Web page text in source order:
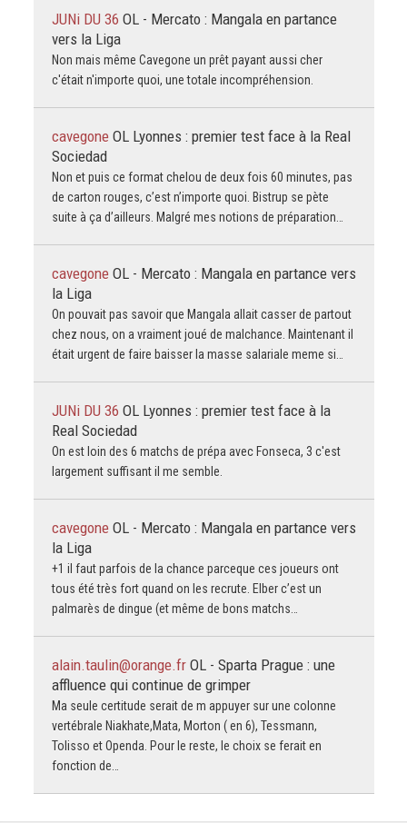
JUNi DU 36 OL - Mercato : Mangala en partance
vers la Liga
Non mais même Cavegone un prêt payant aussi cher
c'était n'importe quoi, une totale incompréhension.
cavegone OL Lyonnes : premier test face à la Real
Sociedad
Non et puis ce format chelou de deux fois 60 minutes, pas
de carton rouges, c’est n’importe quoi. Bistrup se pète
suite à ça d’ailleurs. Malgré mes notions de préparation…
cavegone OL - Mercato : Mangala en partance vers
la Liga
On pouvait pas savoir que Mangala allait casser de partout
chez nous, on a vraiment joué de malchance. Maintenant il
était urgent de faire baisser la masse salariale meme si…
JUNi DU 36 OL Lyonnes : premier test face à la
Real Sociedad
On est loin des 6 matchs de prépa avec Fonseca, 3 c'est
largement suffisant il me semble.
cavegone OL - Mercato : Mangala en partance vers
la Liga
+1 il faut parfois de la chance parceque ces joueurs ont
tous été très fort quand on les recrute. Elber c’est un
palmarès de dingue (et même de bons matchs…
alain.taulin@orange.fr OL - Sparta Prague : une
affluence qui continue de grimper
Ma seule certitude serait de m appuyer sur une colonne
vertébrale Niakhate,Mata, Morton ( en 6), Tessmann,
Tolisso et Openda. Pour le reste, le choix se ferait en
fonction de…